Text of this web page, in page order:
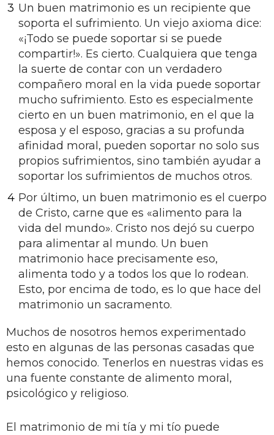
Un buen matrimonio es un recipiente que
soporta el sufrimiento. Un viejo axioma dice:
«¡Todo se puede soportar si se puede
compartir!». Es cierto. Cualquiera que tenga
la suerte de contar con un verdadero
compañero moral en la vida puede soportar
mucho sufrimiento. Esto es especialmente
cierto en un buen matrimonio, en el que la
esposa y el esposo, gracias a su profunda
afinidad moral, pueden soportar no solo sus
propios sufrimientos, sino también ayudar a
soportar los sufrimientos de muchos otros.
Por último, un buen matrimonio es el cuerpo
de Cristo, carne que es «alimento para la
vida del mundo». Cristo nos dejó su cuerpo
para alimentar al mundo. Un buen
matrimonio hace precisamente eso,
alimenta todo y a todos los que lo rodean.
Esto, por encima de todo, es lo que hace del
matrimonio un sacramento.
Muchos de nosotros hemos experimentado
esto en algunas de las personas casadas que
hemos conocido. Tenerlos en nuestras vidas es
una fuente constante de alimento moral,
psicológico y religioso.
El matrimonio de mi tía y mi tío puede